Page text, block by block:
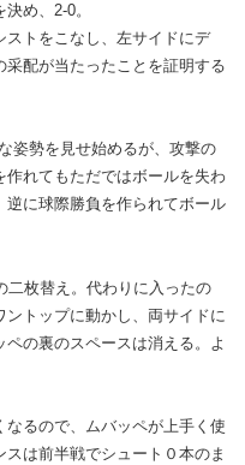
め、2-0。
ストをこなし、左サイドにデ
采配が当たったことを証明する
姿勢を見せ始めるが、攻撃の
れてもただではボールを失わ
に球際勝負を作られてボール
枚替え。代わりに入ったの
トップに動かし、両サイドに
の裏のスペースは消える。よ
るので、ムバッペが上手く使
は前半戦でシュート０本のま